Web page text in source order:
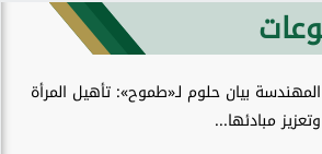
المهندسة بيان حلوم لـ«طموح»: تأهيل المرأة
وتعزيز مبادئها...